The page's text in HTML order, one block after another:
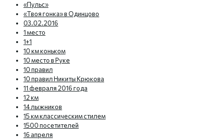
«Пульс»
«Твоя гонка» в Одинцово
03.02.2016
1 место
1+1
10 км коньком
10 место в Руке
10 правил
10 правил Никиты Крюкова
11 февраля 2016 года
12 км
14 лыжников
15 км классическим стилем
1500 посетителей
16 апреля